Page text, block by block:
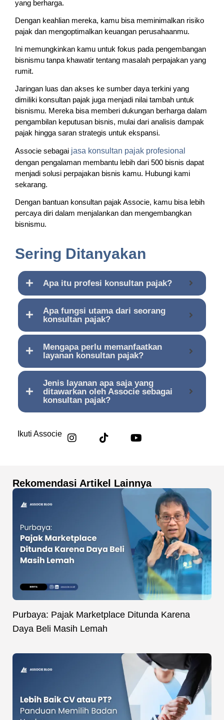
yang berharga.
Dengan keahlian mereka, kamu bisa meminimalkan risiko
pajak dan mengoptimalkan keuangan perusahaanmu.
Ini memungkinkan kamu untuk fokus pada pengembangan
bisnismu tanpa khawatir tentang masalah perpajakan yang
rumit.
Jaringan luas dan akses ke sumber daya terkini yang
dimiliki konsultan pajak juga menjadi nilai tambah untuk
bisnismu. Mereka bisa memberi dukungan berharga dalam
pengambilan keputusan bisnis, mulai dari analisis dampak
pajak hingga saran strategis untuk ekspansi.
Associe sebagai jasa konsultan pajak profesional
dengan pengalaman membantu lebih dari 500 bisnis dapat
menjadi solusi perpajakan bisnis kamu. Hubungi kami
sekarang.
Dengan bantuan konsultan pajak Associe, kamu bisa lebih
percaya diri dalam menjalankan dan mengembangkan
bisnismu.
Sering Ditanyakan
Apa itu profesi konsultan pajak?
Apa fungsi utama dari seorang
konsultan pajak?
Mengapa perlu memanfaatkan
layanan konsultan pajak?
Jenis layanan apa saja yang
ditawarkan oleh Associe sebagai
konsultan pajak?
Ikuti Associe
Rekomendasi Artikel Lainnya
Purbaya: Pajak Marketplace Ditunda Karena
Daya Beli Masih Lemah